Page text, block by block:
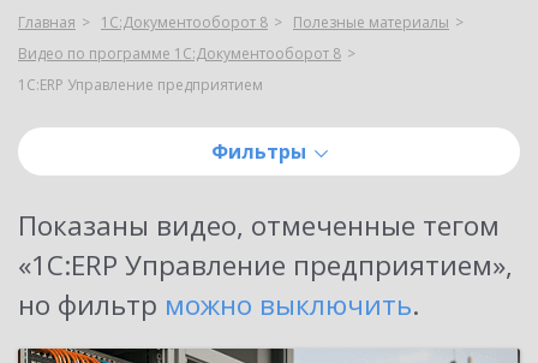
Главная 1С:Документооборот 8
Полезные материалы
Видео по программе 1С:Документооборот 8
1С:ERP Управление предприятием
Фильтры
Показаны видео, отмеченные тегом
«1С:ERP Управление предприятием»,
но фильтр можно выключить.